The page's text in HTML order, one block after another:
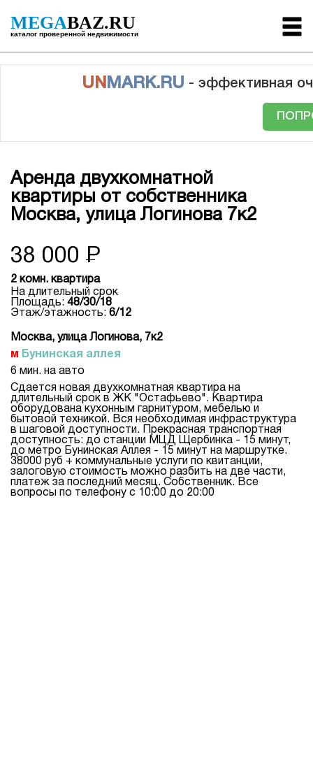
MEGABAZ.RU
каталог проверенной недвижимости
UN MARK.RU - эффективная
Аренда двухкомнатной
квартиры от собственника
Москва, улица Логинова 7к2
38 000 Р
2 комн. квартира
На длительный срок
Площадь: 48/30/18
Этаж/этажность: 6/12
Москва, улица Логинова, 7к2
Бунинская аллея
6 мин. на авто
Сдается новая двухкомнатная квартира на
длительный срок в ЖК "Остафьево". Квартира
оборудована кухонным гарнитуром, мебелью и
бытовой техникой. Вся необходимая инфраструктура
в шаговой доступности. Прекрасная транспортная
доступность: до станции МЦД Щербинка - 15 минут,
до метро Бунинская Аллея - 15 минут на маршрутке.
38000 руб + коммунальные услуги по квитанции,
залоговую стоимость можно разбить на две части,
платеж за последний месяц. Собственник. Все
вопросы по телефону с 10:00 до 20:00